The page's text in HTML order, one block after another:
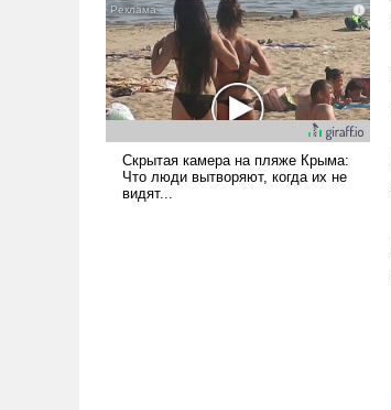
Сложившаяся ситуация
означает многолетний период
уязвимости США, например,
перед Китаем.